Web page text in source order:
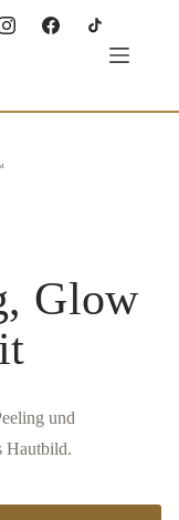
Glow
und
Hautbild.